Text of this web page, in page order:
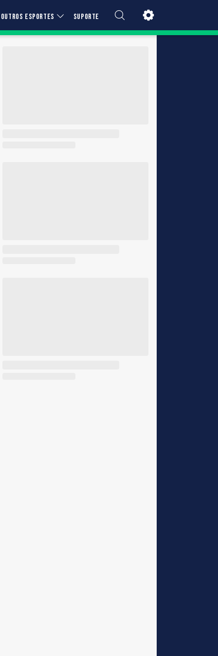
OUTROS ESPORTES SUPORTE